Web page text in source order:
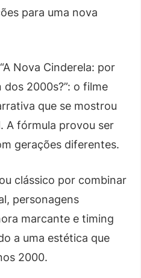
para uma nova
Nova Cinderela: por
2000s?”: o filme
que se mostrou
A fórmula provou ser
gerações diferentes.
clássico por combinar
personagens
marcante e timing
a uma estética que
2000.